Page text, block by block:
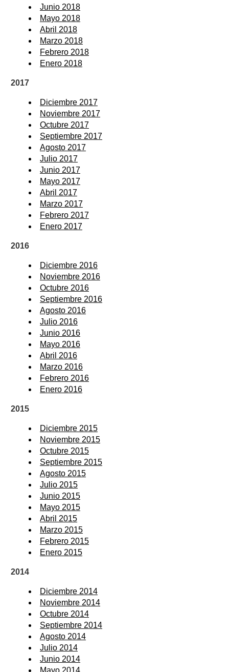
Junio 2018
Mayo 2018
Abril 2018
Marzo 2018
Febrero 2018
Enero 2018
2017
Diciembre 2017
Noviembre 2017
Octubre 2017
Septiembre 2017
Agosto 2017
Julio 2017
Junio 2017
Mayo 2017
Abril 2017
Marzo 2017
Febrero 2017
Enero 2017
2016
Diciembre 2016
Noviembre 2016
Octubre 2016
Septiembre 2016
Agosto 2016
Julio 2016
Junio 2016
Mayo 2016
Abril 2016
Marzo 2016
Febrero 2016
Enero 2016
2015
Diciembre 2015
Noviembre 2015
Octubre 2015
Septiembre 2015
Agosto 2015
Julio 2015
Junio 2015
Mayo 2015
Abril 2015
Marzo 2015
Febrero 2015
Enero 2015
2014
Diciembre 2014
Noviembre 2014
Octubre 2014
Septiembre 2014
Agosto 2014
Julio 2014
Junio 2014
Mayo 2014